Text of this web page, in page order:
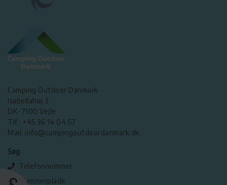
Camping Outdoor Danmark
Isabellahøj 3
DK-7100 Vejle
Tlf.: +45 36 14 04 57
Mail: info@campingoutdoordanmark.dk
Søg
Telefonnummer
Nummerplade